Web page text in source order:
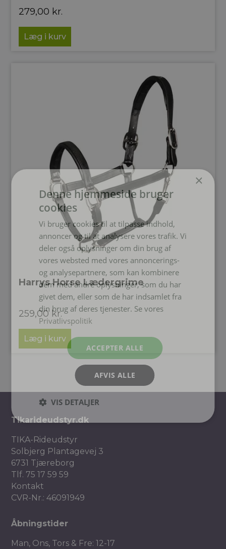
279,00 kr.
Læg i kurv
Harrys Horse Lædergrime
259,00 kr.
Læg i kurv
Tikarideudstyr.dk
TIKA-Rideudstyr
Solbjerg Plantagevej 3
6731 Tjæreborg
Tlf. 75 17 59 59
Kontakt
CVR-Nr.: 46091949
Åbningstider
Man, Ons, Tors & Fre: 12-17
×
Denne hjemmeside bruger
cookies
Vi bruger cookies til at tilpasse indhold,
annoncer og til at analysere vores trafik. Vi
deler også oplysninger om din brug af
vores websted med vores annoncerings-
og analysepartnere, som kan kombinere
dem med andre oplysninger, som du har
givet dem, eller som de har indsamlet fra
din brug af deres tjenester. Se vores
Privatlivspolitik
ACCEPTER ALLE
AFVIS ALLE
VIS DETALJER